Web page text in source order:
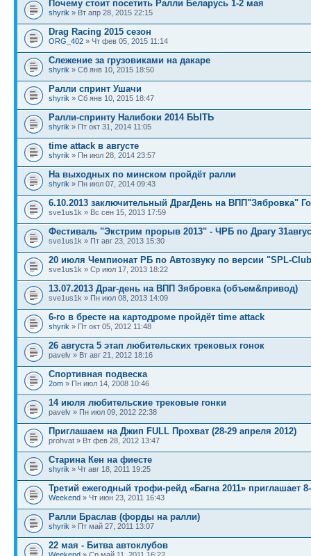
Почему стоит посетить Ралли Беларусь 1-2 мая
shyrik » Вт апр 28, 2015 22:15
Drag Racing 2015 сезон
ORG_402 » Чт фев 05, 2015 11:14
Слежение за грузовиками на дакаре
shyrik » Сб янв 10, 2015 18:50
Ралли спринт Ушачи
shyrik » Сб янв 10, 2015 18:47
Ралли-спринту Налибоки 2014 БЫТЬ
shyrik » Пт окт 31, 2014 11:05
time attack в августе
shyrik » Пн июл 28, 2014 23:57
На выходных по минском пройдёт ралли
shyrik » Пн июл 07, 2014 09:43
6.10.2013 заключительный ДрагДень на ВПП"Зябровка"
sve1us1k » Вс сен 15, 2013 17:59
Фестиваль "Экстрим прорыв 2013" - ЧРБ по Драгу
sve1us1k » Пт авг 23, 2013 15:30
20 июля Чемпионат РБ по Автозвуку по версии "SPL-
sve1us1k » Ср июл 17, 2013 18:22
13.07.2013 Драг-день на ВПП Зябровка (объем&привод)
sve1us1k » Пн июл 08, 2013 14:09
6-го в бресте на картодроме пройдёт time attack
shyrik » Пт окт 05, 2012 11:48
26 августа 5 этап любительских трековых гонок
pavelv » Вт авг 21, 2012 18:16
Спортивная подвеска
2om » Пн июл 14, 2008 10:46
14 июля любительские трековые гонки
pavelv » Пн июл 09, 2012 22:38
Приглашаем на Джип FULL Прохват (28-29 апреля 2012)
prohvat » Вт фев 28, 2012 13:47
Старина Кен на фиесте
shyrik » Чт авг 18, 2011 19:25
Третий ежегодный трофи-рейд «Багна 2011» приглашает
Weekend » Чт июн 23, 2011 16:43
Ралли Браслав (форды на ралли)
shyrik » Пт май 27, 2011 13:07
22 мая - Битва автоклубов
Weekend » Ср май 11, 2011 16:22